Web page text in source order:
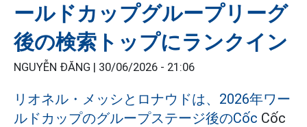
ールドカップグループリーグ
後の検索トップにランクイン
NGUYỄN ĐĂNG | 30/06/2026 - 21:06
リオネル・メッシとロナウドは、2026年ワー
ルドカップのグループステージ後のCốc Cốc